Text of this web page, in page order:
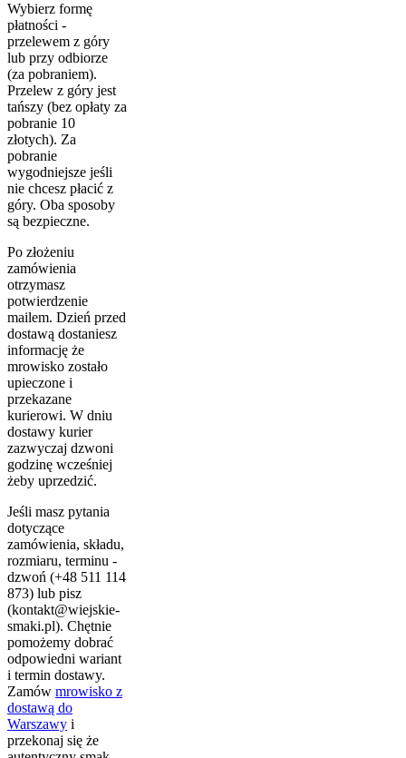
Wybierz formę
płatności -
przelewem z góry
lub przy odbiorze
(za pobraniem).
Przelew z góry jest
tańszy (bez opłaty za
pobranie 10
złotych). Za
pobranie
wygodniejsze jeśli
nie chcesz płacić z
góry. Oba sposoby
są bezpieczne.
Po złożeniu
zamówienia
otrzymasz
potwierdzenie
mailem. Dzień przed
dostawą dostaniesz
informację że
mrowisko zostało
upieczone i
przekazane
kurierowi. W dniu
dostawy kurier
zazwyczaj dzwoni
godzinę wcześniej
żeby uprzedzić.
Jeśli masz pytania
dotyczące
zamówienia, składu,
rozmiaru, terminu -
dzwoń (+48 511 114
873) lub pisz
(kontakt@wiejskie-
smaki.pl). Chętnie
pomożemy dobrać
odpowiedni wariant
i termin dostawy.
Zamów mrowisko z
dostawą do
Warszawy i
przekonaj się że